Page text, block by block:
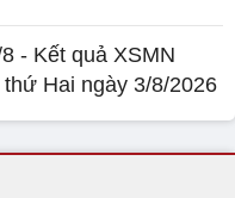
- Kết quả XSMN
thứ Hai ngày 3/8/2026